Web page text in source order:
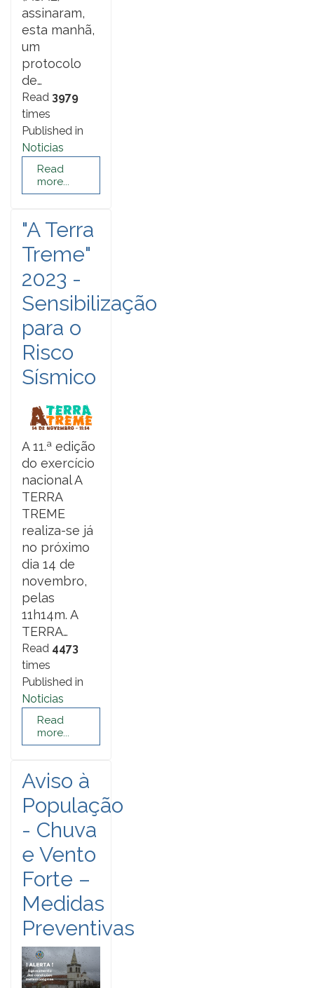
assinaram,
esta manhã,
um
protocolo
de…
Read 3979
times
Published in
Noticias
Read
more...
"A Terra
Treme"
2023 -
Sensibilização
para o
Risco
Sísmico
A 11.ª edição
do exercício
nacional A
TERRA
TREME
realiza-se já
no próximo
dia 14 de
novembro,
pelas
11h14m. A
TERRA…
Read 4473
times
Published in
Noticias
Read
more...
Aviso à
População
- Chuva
e Vento
Forte –
Medidas
Preventivas